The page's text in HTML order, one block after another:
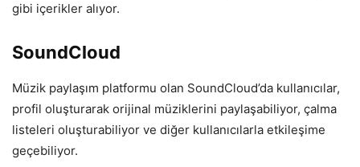
gibi içerikler alıyor.
SoundCloud
Müzik paylaşım platformu olan SoundCloud’da kullanıcılar,
profil oluşturarak orijinal müziklerini paylaşabiliyor, çalma
listeleri oluşturabiliyor ve diğer kullanıcılarla etkileşime
geçebiliyor.